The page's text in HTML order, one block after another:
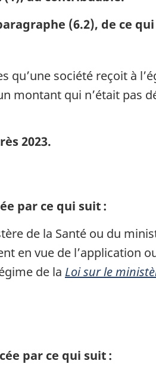
(6.2), de ce
qu’une société reçoit à
montant qui n’était pas
2023.
par ce qui suit :
de la Santé ou du
en vue de l’application
de la Loi sur le
par ce qui suit :